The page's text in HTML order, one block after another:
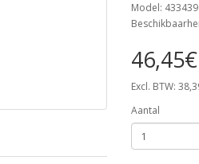
Model: 433439
46,45€
Excl. BTW:
Aantal